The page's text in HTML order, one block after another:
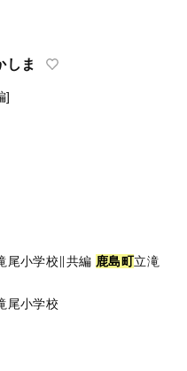
しま
]
尾小学校∥共編 鹿島町立滝
尾小学校